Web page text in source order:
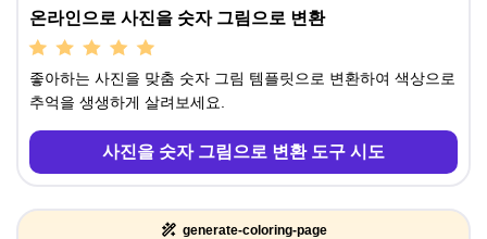
온라인으로 사진을 숫자 그림으로 변환
좋아하는 사진을 맞춤 숫자 그림 템플릿으로 변환하여 색상으로
추억을 생생하게 살려보세요.
사진을 숫자 그림으로 변환 도구 시도
generate-coloring-page